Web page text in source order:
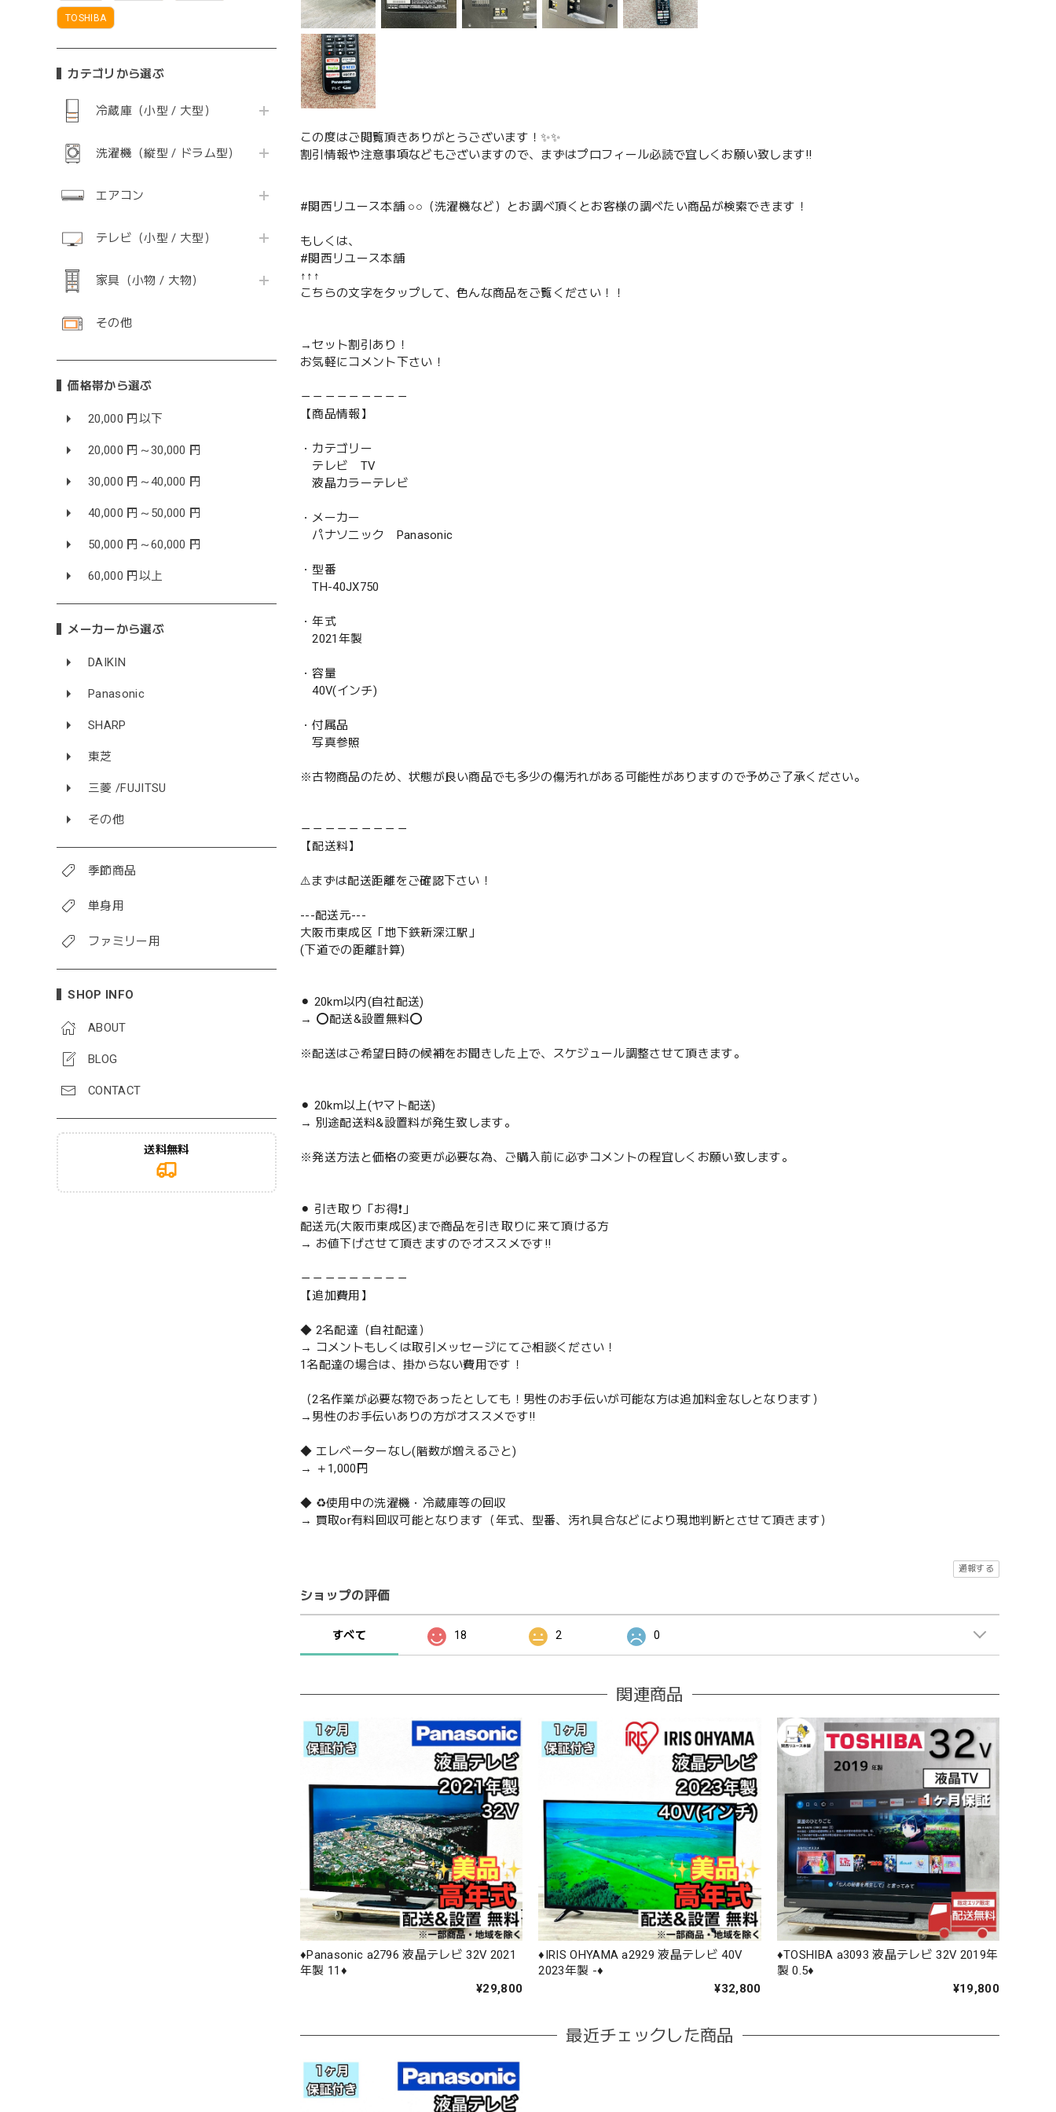
TOSHIBA
カテゴリから選ぶ
冷蔵庫（小型 / 大型）
洗濯機（縦型 / ドラム型）
エアコン
テレビ（小型 / 大型）
家具（小物 / 大物）
その他
価格帯から選ぶ
20,000 円以下
20,000 円～30,000 円
30,000 円～40,000 円
40,000 円～50,000 円
50,000 円～60,000 円
60,000 円以上
メーカーから選ぶ
DAIKIN
Panasonic
SHARP
東芝
三菱 /FUJITSU
その他
季節商品
単身用
ファミリー用
SHOP INFO
ABOUT
BLOG
CONTACT
送料無料
この度はご閲覧頂きありがとうございます！✨✨
割引情報や注意事項などもございますので、まずはプロフィール必読で宜しくお願い致します‼️
#関西リユース本舗 ○○（洗濯機など）とお調べ頂くとお客様の調べたい商品が検索できます！
もしくは、
#関西リユース本舗
↑↑↑
こちらの文字をタップして、色んな商品をご覧ください！！
→セット割引あり！
お気軽にコメント下さい！
－－－－－－－－－
【商品情報】
・カテゴリー
テレビ TV
液晶カラーテレビ
・メーカー
パナソニック Panasonic
・型番
TH-40JX750
・年式
2021年製
・容量
40V(インチ)
・付属品
写真参照
※古物商品のため、状態が良い商品でも多少の傷汚れがある可能性がありますので予めご了承ください。
－－－－－－－－－
【配送料】
⚠️まずは配送距離をご確認下さい！
---配送元---
大阪市東成区「地下鉄新深江駅」
(下道での距離計算)
⚫︎ 20km以内(自社配送)
→ ⭕️配送&設置無料⭕️
※配送はご希望日時の候補をお聞きした上で、スケジュール調整させて頂きます。
⚫︎ 20km以上(ヤマト配送)
→ 別途配送料&設置料が発生致します。
※発送方法と価格の変更が必要な為、ご購入前に必ずコメントの程宜しくお願い致します。
⚫︎ 引き取り「お得❗️」
配送元(大阪市東成区)まで商品を引き取りに来て頂ける方
→ お値下げさせて頂きますのでオススメです‼️
－－－－－－－－－
【追加費用】
◆ 2名配達（自社配達）
→ コメントもしくは取引メッセージにてご相談ください！
1名配達の場合は、掛からない費用です！
（2名作業が必要な物であったとしても！男性のお手伝いが可能な方は追加料金なしとなります）
→男性のお手伝いありの方がオススメです‼️
◆ エレベーターなし(階数が増えるごと)
→ ＋1,000円
◆ ♻️使用中の洗濯機・冷蔵庫等の回収
→ 買取or有料回収可能となります（年式、型番、汚れ具合などにより現地判断とさせて頂きます）
通報する
ショップの評価
すべて 18 2 0
関連商品
♦️Panasonic a2796 液晶テレビ 32V 2021
年製 11♦️
¥29,800
♦️IRIS OHYAMA a2929 液晶テレビ 40V
2023年製 -♦️
¥32,800
♦️TOSHIBA a3093 液晶テレビ 32V 2019年
製 0.5♦️
¥19,800
最近チェックした商品